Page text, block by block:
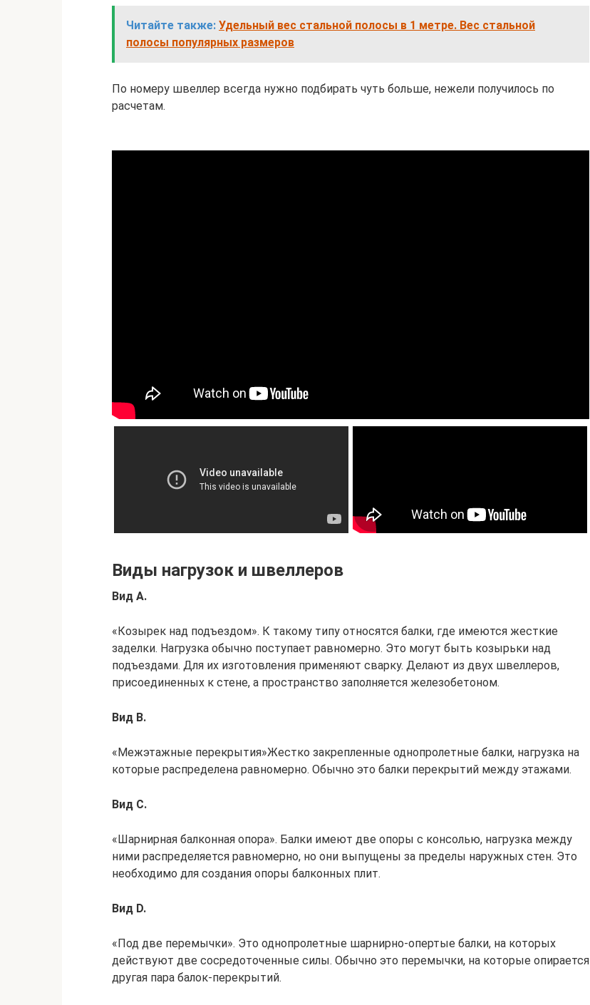
Читайте также: Удельный вес стальной полосы в 1 метре. Вес стальной
полосы популярных размеров
По номеру швеллер всегда нужно подбирать чуть больше, нежели получилось по
расчетам.
Виды нагрузок и швеллеров
Вид А.
«Козырек над подъездом». К такому типу относятся балки, где имеются жесткие
заделки. Нагрузка обычно поступает равномерно. Это могут быть козырьки над
подъездами. Для их изготовления применяют сварку. Делают из двух швеллеров,
присоединенных к стене, а пространство заполняется железобетоном.
Вид B.
«Межэтажные перекрытия»Жестко закрепленные однопролетные балки, нагрузка на
которые распределена равномерно. Обычно это балки перекрытий между этажами.
Вид C.
«Шарнирная балконная опора». Балки имеют две опоры с консолью, нагрузка между
ними распределяется равномерно, но они выпущены за пределы наружных стен. Это
необходимо для создания опоры балконных плит.
Вид D.
«Под две перемычки». Это однопролетные шарнирно-опертые балки, на которых
действуют две сосредоточенные силы. Обычно это перемычки, на которые опирается
другая пара балок-перекрытий.